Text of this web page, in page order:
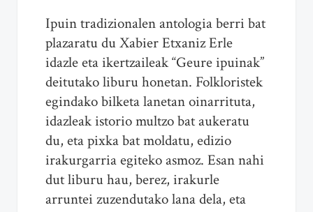
Ipuin tradizionalen antologia berri bat
plazaratu du Xabier Etxaniz Erle
idazle eta ikertzaileak “Geure ipuinak”
deitutako liburu honetan. Folkloristek
egindako bilketa lanetan oinarrituta,
idazleak istorio multzo bat aukeratu
du, eta pixka bat moldatu, edizio
irakurgarria egiteko asmoz. Esan nahi
dut liburu hau, berez, irakurle
arruntei zuzendutako lana dela, eta